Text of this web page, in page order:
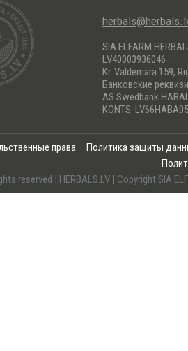
SIA ELFARM
LV40003936046
Kr. Valdemara 159,
Банковские
AS Swedbank
KONTS:
права
Политика защиты
reserved | HERBALS.LV | Copyright SIA